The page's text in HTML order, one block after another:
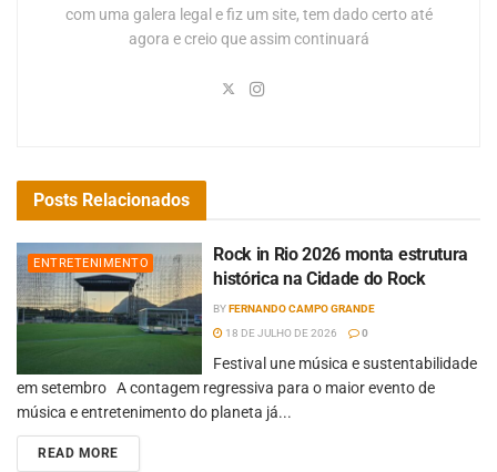
com uma galera legal e fiz um site, tem dado certo até
agora e creio que assim continuará
Posts Relacionados
ENTRETENIMENTO
Rock in Rio 2026 monta estrutura
histórica na Cidade do Rock
BYFERNANDO CAMPO GRANDE
18 DE JULHO DE 2026
0
Festival une música e sustentabilidade
em setembro A contagem regressiva para o maior evento de
música e entretenimento do planeta já...
READ MORE